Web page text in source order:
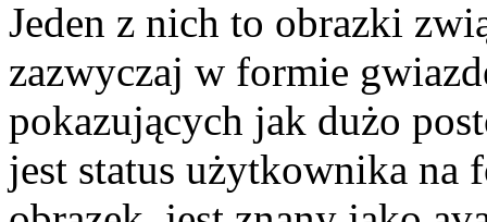
Jeden z nich to obrazki
zazwyczaj w formie
pokazujących jak dużo
jest status użytkownika na